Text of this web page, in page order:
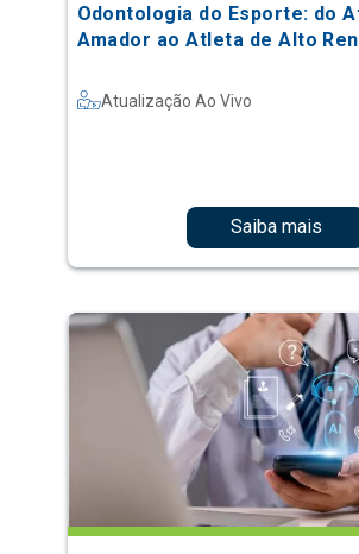
Odontologia do Esporte: do
Amador ao Atleta de Alto
Atualização Ao Vivo
Saiba mais